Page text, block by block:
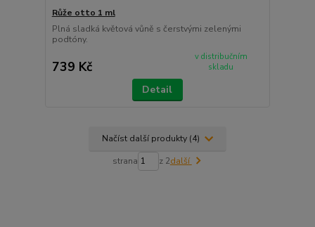
Růže otto 1 ml
Plná sladká květová vůně s čerstvými zelenými
podtóny.
739 Kč
v distribučním
skladu
Detail
Načíst další produkty (4)
strana z 2další